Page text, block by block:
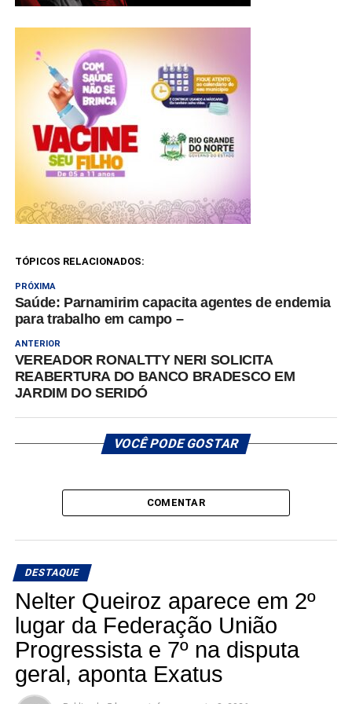
TÓPICOS RELACIONADOS:
PRÓXIMA
Saúde: Parnamirim capacita agentes de endemia
para trabalho em campo –
ANTERIOR
VEREADOR RONALTTY NERI SOLICITA
REABERTURA DO BANCO BRADESCO EM
JARDIM DO SERIDÓ
VOCÊ PODE GOSTAR
COMENTAR
DESTAQUE
Nelter Queiroz aparece em 2º
lugar da Federação União
Progressista e 7º na disputa
geral, aponta Exatus